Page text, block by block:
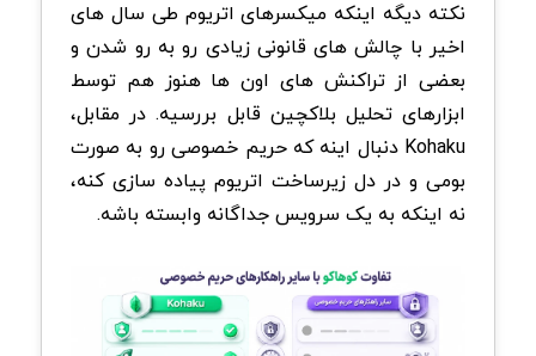
نکته دیگه اینکه میکسرهای اتریوم طی سال های
اخیر با چالش های قانونی زیادی رو به رو شدن و
بعضی از تراکنش های اون ها هنوز هم توسط
ابزارهای تحلیل بلاکچین قابل بررسیه. در مقابل،
Kohaku دنبال اینه که حریم خصوصی رو به صورت
بومی و در دل زیرساخت اتریوم پیاده سازی کنه،
نه اینکه به یک سرویس جداگانه وابسته باشه.